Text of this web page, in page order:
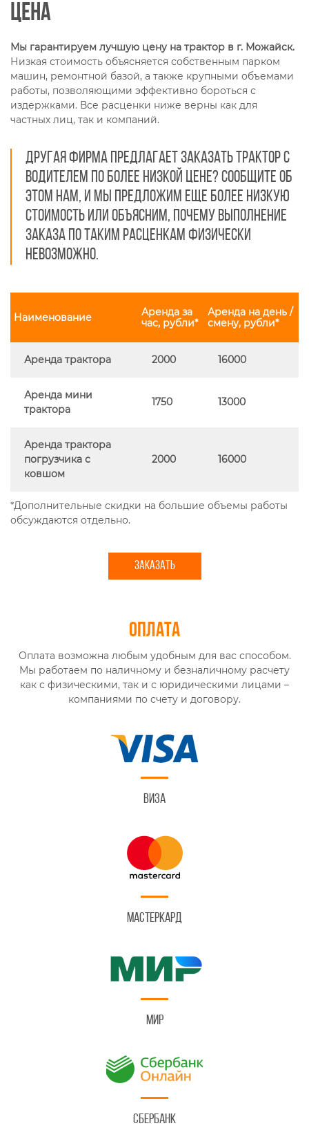
Цена
Мы гарантируем лучшую цену на трактор в г. Можайск.
Низкая стоимость объясняется собственным парком
машин, ремонтной базой, а также крупными объемами
работы, позволяющими эффективно бороться с
издержками. Все расценки ниже верны как для
частных лиц, так и компаний.
Другая фирма предлагает заказать трактор с
водителем по более низкой цене? Сообщите об
этом нам, и мы предложим еще более низкую
стоимость или объясним, почему выполнение
заказа по таким расценкам физически
невозможно.
Наименование
Аренда за
час, рубли*
Аренда на день /
смену, рубли*
Аренда трактора 2000 16000
Аренда мини
трактора
1750 13000
Аренда трактора
погрузчика с
ковшом
2000 16000
*Дополнительные скидки на большие объемы работы
обсуждаются отдельно.
ЗАКАЗАТЬ
Оплата
Оплата возможна любым удобным для вас способом.
Мы работаем по наличному и безналичному расчету
как с физическими, так и с юридическими лицами –
компаниями по счету и договору.
Виза
Мастеркард
Мир
Сбербанк